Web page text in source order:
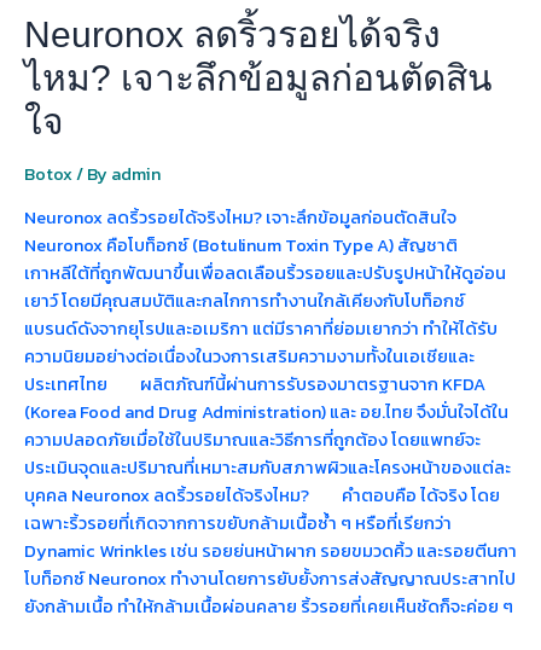
Neuronox ลดริ้วรอยได้จริง
ไหม? เจาะลึกข้อมูลก่อนตัดสิน
ใจ
Botox/ By admin
Neuronox ลดริ้วรอยได้จริงไหม? เจาะลึกข้อมูลก่อนตัดสินใจ
Neuronox คือโบท็อกซ์ (Botulinum Toxin Type A) สัญชาติ
เกาหลีใต้ที่ถูกพัฒนาขึ้นเพื่อลดเลือนริ้วรอยและปรับรูปหน้าให้ดูอ่อน
เยาว์ โดยมีคุณสมบัติและกลไกการทำงานใกล้เคียงกับโบท็อกซ์
แบรนด์ดังจากยุโรปและอเมริกา แต่มีราคาที่ย่อมเยากว่า ทำให้ได้รับ
ความนิยมอย่างต่อเนื่องในวงการเสริมความงามทั้งในเอเชียและ
ประเทศไทย ผลิตภัณฑ์นี้ผ่านการรับรองมาตรฐานจาก KFDA
(Korea Food and Drug Administration) และ อย.ไทย จึงมั่นใจได้ใน
ความปลอดภัยเมื่อใช้ในปริมาณและวิธีการที่ถูกต้อง โดยแพทย์จะ
ประเมินจุดและปริมาณที่เหมาะสมกับสภาพผิวและโครงหน้าของแต่ละ
บุคคล Neuronox ลดริ้วรอยได้จริงไหม? คำตอบคือ ได้จริง โดย
เฉพาะริ้วรอยที่เกิดจากการขยับกล้ามเนื้อซ้ำ ๆ หรือที่เรียกว่า
Dynamic Wrinkles เช่น รอยย่นหน้าผาก รอยขมวดคิ้ว และรอยตีนกา
โบท็อกซ์ Neuronox ทำงานโดยการยับยั้งการส่งสัญญาณประสาทไป
ยังกล้ามเนื้อ ทำให้กล้ามเนื้อผ่อนคลาย ริ้วรอยที่เคยเห็นชัดก็จะค่อย ๆ